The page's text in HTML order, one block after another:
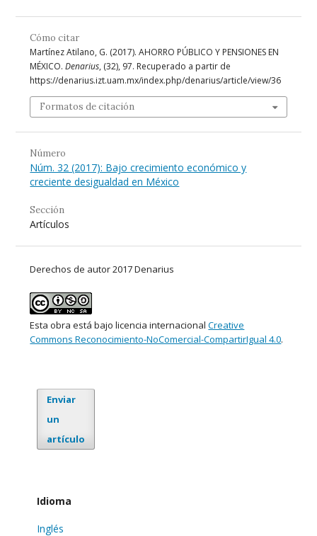
Cómo citar
Martínez Atilano, G. (2017). AHORRO PÚBLICO Y PENSIONES EN
MÉXICO.Denarius, (32), 97. Recuperado a partir de
https://denarius.izt.uam.mx/index.php/denarius/article/view/36
Formatos de citación
Número
Núm. 32 (2017): Bajo crecimiento económico y
creciente desigualdad en México
Sección
Artículos
Derechos de autor 2017 Denarius
Esta obra está bajo licencia internacionalCreative
Commons Reconocimiento-NoComercial-CompartirIgual 4.0.
Enviar
un
artículo
Idioma
Inglés